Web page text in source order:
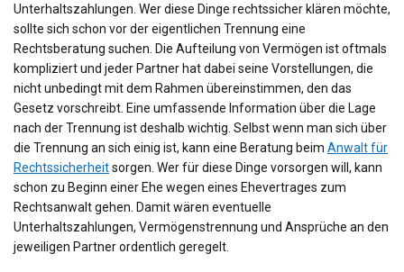
Unterhaltszahlungen. Wer diese Dinge rechtssicher klären möchte,
sollte sich schon vor der eigentlichen Trennung eine
Rechtsberatung suchen. Die Aufteilung von Vermögen ist oftmals
kompliziert und jeder Partner hat dabei seine Vorstellungen, die
nicht unbedingt mit dem Rahmen übereinstimmen, den das
Gesetz vorschreibt. Eine umfassende Information über die Lage
nach der Trennung ist deshalb wichtig. Selbst wenn man sich über
die Trennung an sich einig ist, kann eine Beratung beim Anwalt für
Rechtssicherheitsorgen. Wer für diese Dinge vorsorgen will, kann
schon zu Beginn einer Ehe wegen eines Ehevertrages zum
Rechtsanwalt gehen. Damit wären eventuelle
Unterhaltszahlungen, Vermögenstrennung und Ansprüche an den
jeweiligen Partner ordentlich geregelt.